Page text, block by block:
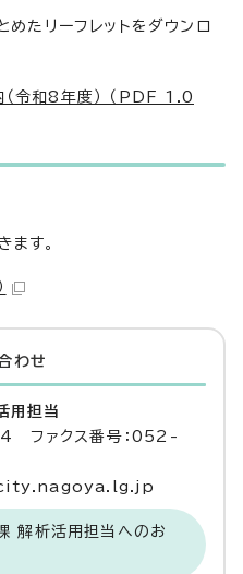
たリーフレットをダウンロ
令和8年度） （PDF 1.0
ます。
わせ
用担当
ファクス番号：052-
解析活用担当へのお